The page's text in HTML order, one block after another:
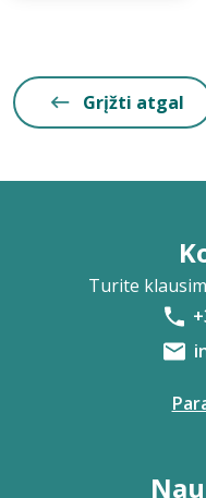
Grįžti atgal
Turite